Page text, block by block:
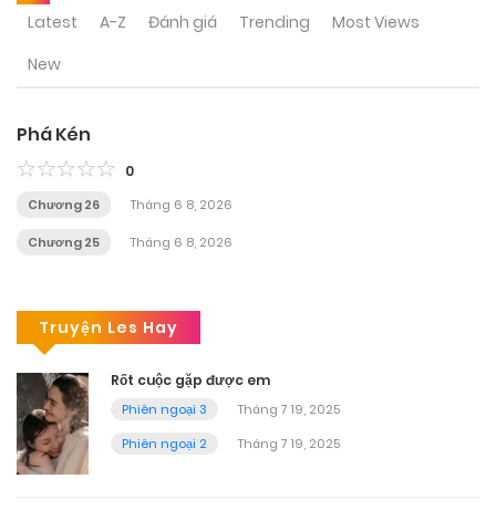
Latest A-Z Đánh giá Trending
Most Views
New
Phá Kén
0
Chương 26 Tháng 6 8, 2026
Chương 25 Tháng 6 8, 2026
Truyện Les Hay
Rốt cuộc gặp được em
Phiên ngoại 3
Tháng 7 19, 2025
Phiên ngoại 2
Tháng 7 19, 2025